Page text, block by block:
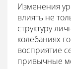
Изменения
влиять не
структуру
колебаниях
восприятие
привычные